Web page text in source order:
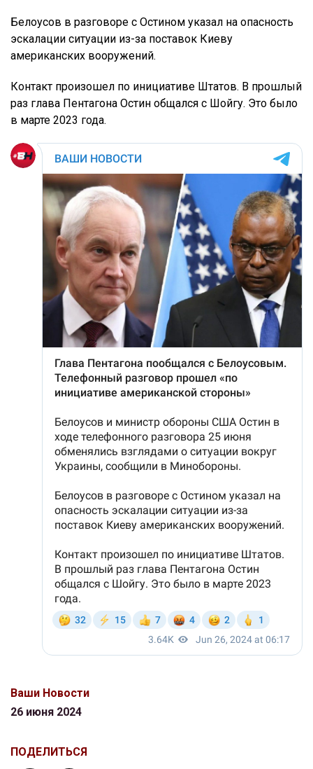
Белоусов в разговоре с Остином указал на опасность
эскалации ситуации из-за поставок Киеву
американских вооружений.
Контакт произошел по инициативе Штатов. В прошлый
раз глава Пентагона Остин общался с Шойгу. Это было
в марте 2023 года.
Ваши Новости
26 июня 2024
ПОДЕЛИТЬСЯ